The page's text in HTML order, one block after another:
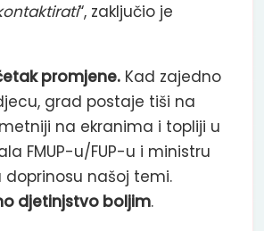
“, zaključio je
promjene. Kad zajedno
grad postaje tiši na
na ekranima i topliji u
FMUP-u/FUP-u i ministru
doprinosu našoj temi.
djetinjstvo boljim.